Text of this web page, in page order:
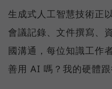
生成式人工智慧技術正
會議記錄、文件撰寫、
國溝通，每位知識工作
善用 AI 嗎？我的硬體跟